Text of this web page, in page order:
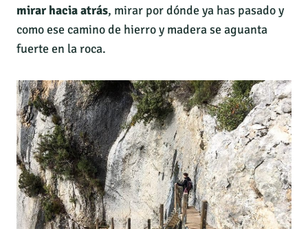
mirar hacia atrás, mirar por dónde ya has pasado y
como ese camino de hierro y madera se aguanta
fuerte en la roca.